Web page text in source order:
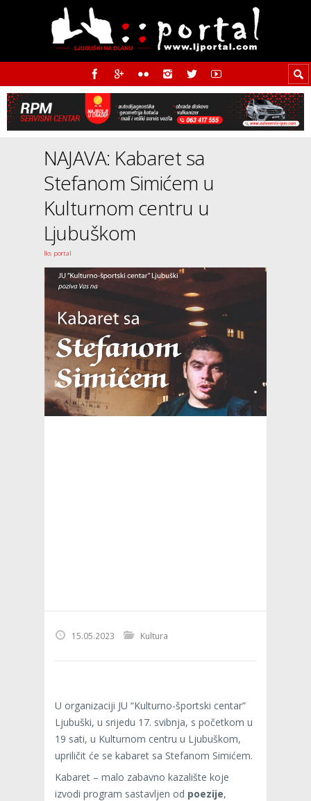
NAJAVA: Kabaret sa
Stefanom Simićem u
Kulturnom centru u
Ljubuškom
Iks portal
15.05.2023 Kultura
U organizaciji JU “Kulturno-športski centar”
Ljubuški, u srijedu 17. svibnja, s početkom u
19 sati, u Kulturnom centru u Ljubuškom,
upriličit će se kabaret sa Stefanom Simićem.
Kabaret – malo zabavno kazalište koje
izvodi program sastavljen od poezije,